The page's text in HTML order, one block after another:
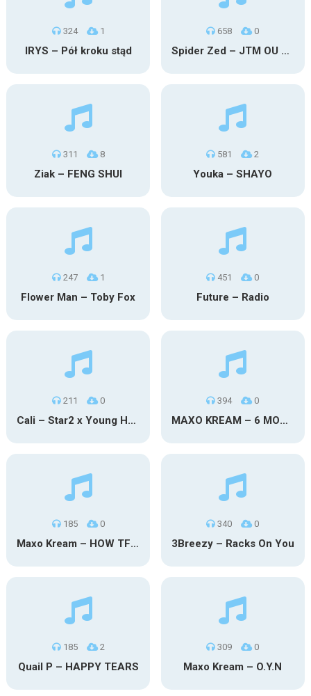
324 1
IRYS – Pół kroku stąd
658 0
Spider Zed – JTM OU TG
311 8
Ziak – FENG SHUI
581 2
Youka – SHAYO
247 1
Flower Man – Toby Fox
451 0
Future – Radio
211 0
Cali – Star2 x Young Henny
394 0
MAXO KREAM – 6 MONTHS CLEAN
185 0
Maxo Kream – HOW TF I’M LUCKY
340 0
3Breezy – Racks On You
185 2
Quail P – HAPPY TEARS
309 0
Maxo Kream – O.Y.N